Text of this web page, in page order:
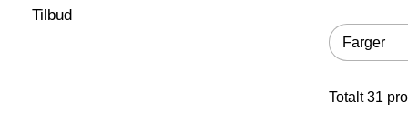
Filtrer
Filter
Farger
Totalt31
Tilbud